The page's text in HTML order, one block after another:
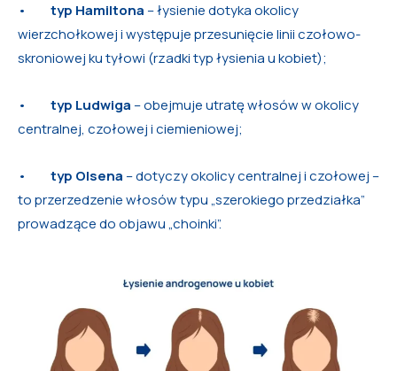
• typ Hamiltona – łysienie dotyka okolicy
wierzchołkowej i występuje przesunięcie linii czołowo-
skroniowej ku tyłowi (rzadki typ łysienia u kobiet);
• typ Ludwiga – obejmuje utratę włosów w okolicy
centralnej, czołowej i ciemieniowej;
• typ Olsena – dotyczy okolicy centralnej i czołowej –
to przerzedzenie włosów typu „szerokiego przedziałka”
prowadzące do objawu „choinki”.